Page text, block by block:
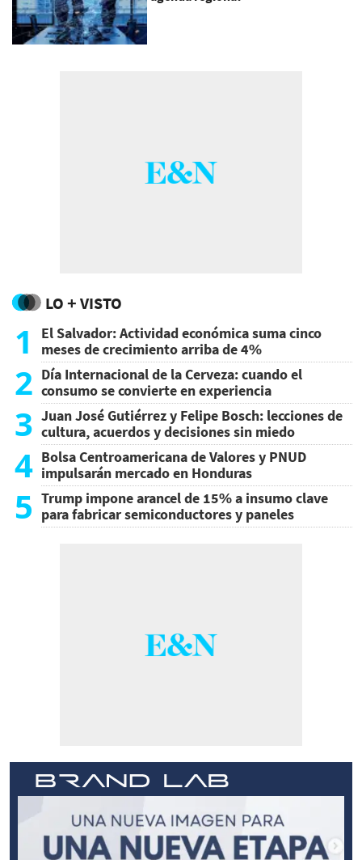
LO + VISTO
1
El Salvador: Actividad económica suma cinco
meses de crecimiento arriba de 4%
2 Día Internacional de la Cerveza: cuando el
consumo se convierte en experiencia
3 Juan José Gutiérrez y Felipe Bosch: lecciones de
cultura, acuerdos y decisiones sin miedo
4 Bolsa Centroamericana de Valores y PNUD
impulsarán mercado en Honduras
5 Trump impone arancel de 15% a insumo clave
para fabricar semiconductores y paneles